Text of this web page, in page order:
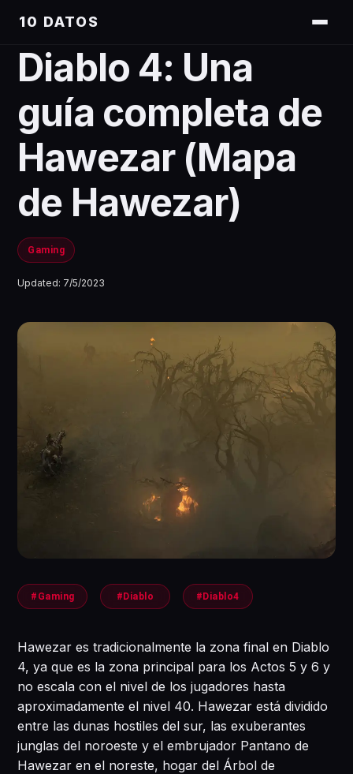
10 DATOS
Diablo 4: Una
guía completa de
Hawezar (Mapa
de Hawezar)
Gaming
Updated: 7/5/2023
#Gaming #Diablo #Diablo4
Hawezar es tradicionalmente la zona final en Diablo
4, ya que es la zona principal para los Actos 5 y 6 y
no escala con el nivel de los jugadores hasta
aproximadamente el nivel 40. Hawezar está dividido
entre las dunas hostiles del sur, las exuberantes
junglas del noroeste y el embrujador Pantano de
Hawezar en el noreste, hogar del Árbol de